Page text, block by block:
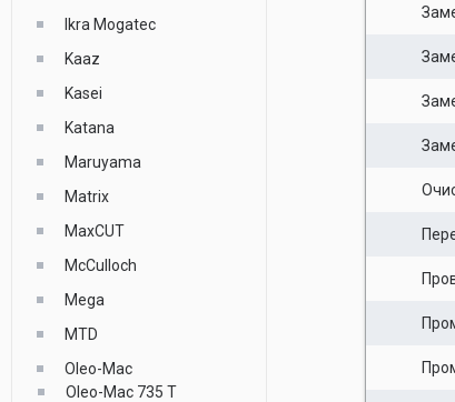
Ikra Mogatec
Kaaz
Kasei
Katana
Maruyama
Matrix
MaxCUT
McCulloch
Mega
MTD
Oleo-Mac
Oleo-Mac 735 T